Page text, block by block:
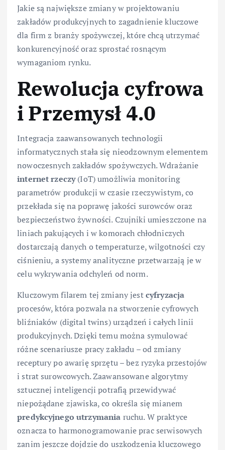
Jakie są największe zmiany w projektowaniu
zakładów produkcyjnych to zagadnienie kluczowe
dla firm z branży spożywczej, które chcą utrzymać
konkurencyjność oraz sprostać rosnącym
wymaganiom rynku.
Rewolucja cyfrowa
i Przemysł 4.0
Integracja zaawansowanych technologii
informatycznych stała się nieodzownym elementem
nowoczesnych zakładów spożywczych. Wdrażanie
internet rzeczy(IoT) umożliwia monitoring
parametrów produkcji w czasie rzeczywistym, co
przekłada się na poprawę jakości surowców oraz
bezpieczeństwo żywności. Czujniki umieszczone na
liniach pakujących i w komorach chłodniczych
dostarczają danych o temperaturze, wilgotności czy
ciśnieniu, a systemy analityczne przetwarzają je w
celu wykrywania odchyleń od norm.
Kluczowym filarem tej zmiany jestcyfryzacja
procesów, która pozwala na stworzenie cyfrowych
bliźniaków (digital twins) urządzeń i całych linii
produkcyjnych. Dzięki temu można symulować
różne scenariusze pracy zakładu – od zmiany
receptury po awarię sprzętu – bez ryzyka przestojów
i strat surowcowych. Zaawansowane algorytmy
sztucznej inteligencji potrafią przewidywać
niepożądane zjawiska, co określa się mianem
predykcyjnego utrzymania ruchu. W praktyce
oznacza to harmonogramowanie prac serwisowych
zanim jeszcze dojdzie do uszkodzenia kluczowego